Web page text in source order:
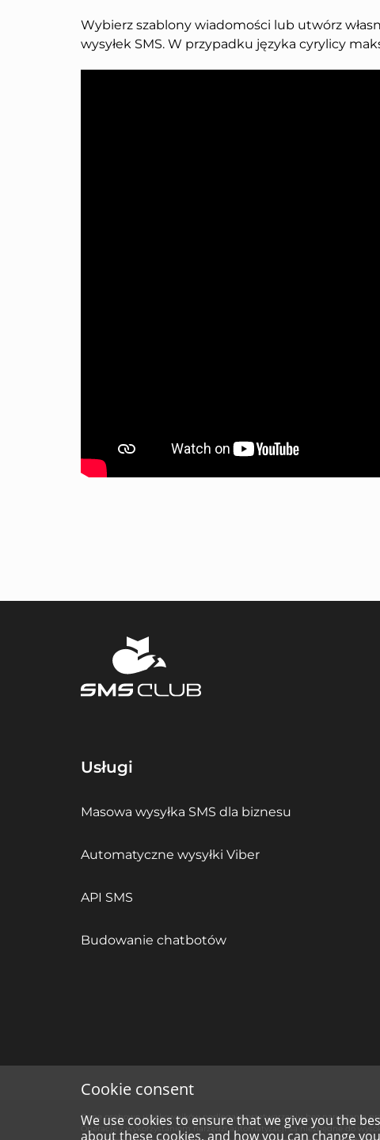
Wybierz szablony wiadomości lub utwórz
wysyłek SMS. W przypadku języka cyrylicy
Usługi
Masowa wysyłka SMS dla biznesu
Automatyczne wysyłki Viber
API SMS
Budowanie chatbotów
Dane osobowe użytkowników podlegają przetwarzaniu bez naruszania
Operacje z wykorzystaniem narzędzi automatyzacji są niezbędne do
Cookie consent
We use cookies to ensure that we give you the
about these cookies, and how you can change